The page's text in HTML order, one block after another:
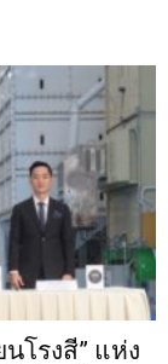
โรงสี” แห่ง